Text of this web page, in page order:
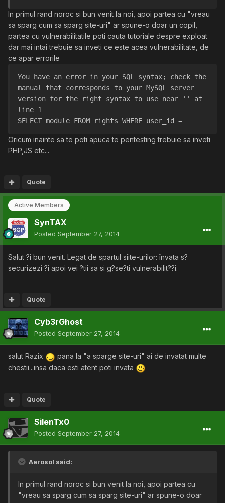
In primul rand noroc si bun venit la noi, apoi partea cu "vreau
sa sparg cum sa sparg site-uri" ar spune-o doar un copil,
partea cu vulnerabilitatile poti cauta tutoriale despre exploat
dar mai intai trebuie sa inveti ce este acea vulnerabilitate, de
ce apar errorile
You have an error in your SQL syntax; check the
manual that corresponds to your MySQL server
version for the right syntax to use near '' at
line 1
SELECT module FROM rights WHERE user_id =
Oricum inainte sa te poti apuca te pentesting trebuie sa inveti
PHP,JS etc...
Quote
Active Members
SynTAX
Posted September 27, 2014
Salut ?i bun venit. Legat de spartul siite-urilor: învata s?
securizezi ?i apoi vei ?tii sa si g?se?ti vulnerabilit??i.
Quote
Cyb3rGhost
Posted September 27, 2014
salut Razix
pana la "a sparge site-uri" ai de invatat multe
chestii...insa daca esti atent poti invata
Quote
SilenTx0
Posted September 27, 2014
Aerosol said:
In primul rand noroc si bun venit la noi, apoi partea cu
"vreau sa sparg cum sa sparg site-uri" ar spune-o doar